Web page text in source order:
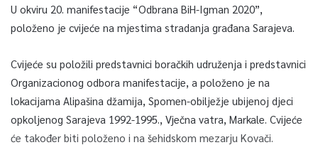
U okviru 20. manifestacije “Odbrana BiH-Igman 2020”,
položeno je cvijeće na mjestima stradanja građana Sarajeva.
Cvijeće su položili predstavnici boračkih udruženja i predstavnici
Organizacionog odbora manifestacije, a položeno je na
lokacijama Alipašina džamija, Spomen-obilježje ubijenoj djeci
opkoljenog Sarajeva 1992-1995., Vječna vatra, Markale. Cvijeće
će također biti položeno i na šehidskom mezarju Kovači.